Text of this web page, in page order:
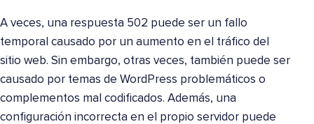
A veces, una respuesta 502 puede ser un fallo
temporal causado por un aumento en el tráfico del
sitio web. Sin embargo, otras veces, también puede ser
causado por temas de WordPress problemáticos o
complementos mal codificados. Además, una
configuración incorrecta en el propio servidor puede